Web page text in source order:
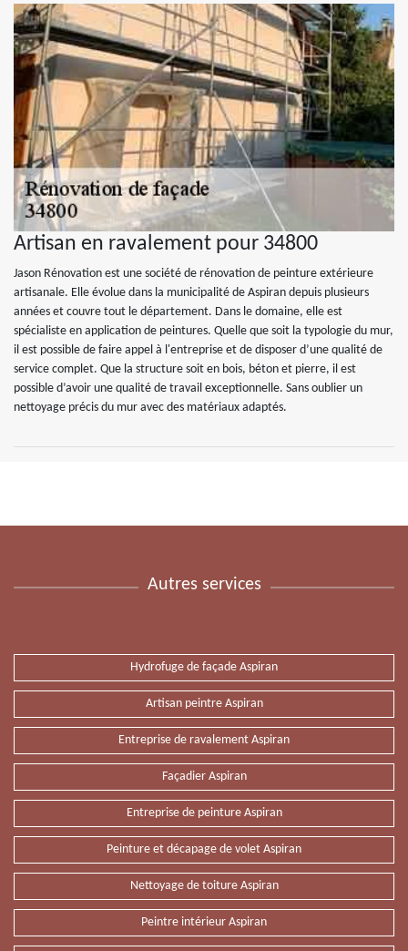
Artisan en ravalement pour 34800
Jason Rénovation est une société de rénovation de peinture extérieure
artisanale. Elle évolue dans la municipalité de Aspiran depuis plusieurs
années et couvre tout le département. Dans le domaine, elle est
spécialiste en application de peintures. Quelle que soit la typologie du mur,
il est possible de faire appel à l'entreprise et de disposer d’une qualité de
service complet. Que la structure soit en bois, béton et pierre, il est
possible d’avoir une qualité de travail exceptionnelle. Sans oublier un
nettoyage précis du mur avec des matériaux adaptés.
Autres services
Hydrofuge de façade Aspiran
Artisan peintre Aspiran
Entreprise de ravalement Aspiran
Façadier Aspiran
Entreprise de peinture Aspiran
Peinture et décapage de volet Aspiran
Nettoyage de toiture Aspiran
Peintre intérieur Aspiran